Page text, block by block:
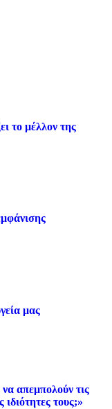
το μέλλον της
μας
απεμπολούν τις
ιδιότητες τους;»